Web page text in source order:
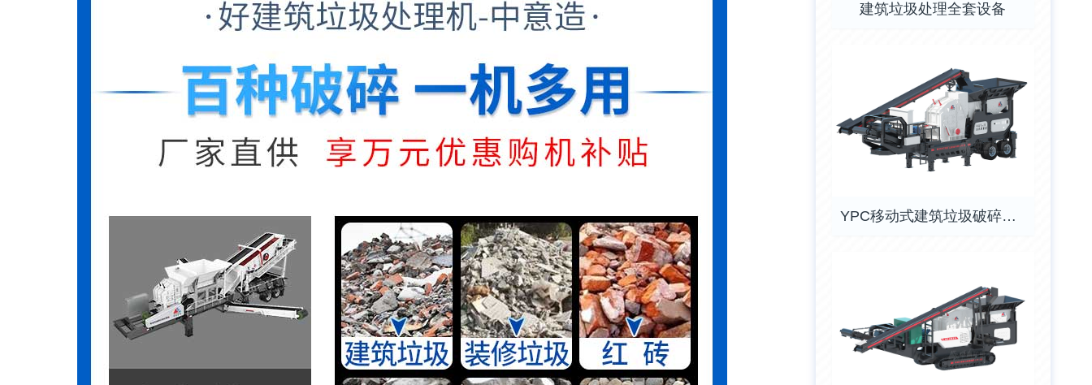
建筑垃圾处理全套设备
YPC移动式建筑垃圾破碎筛分站